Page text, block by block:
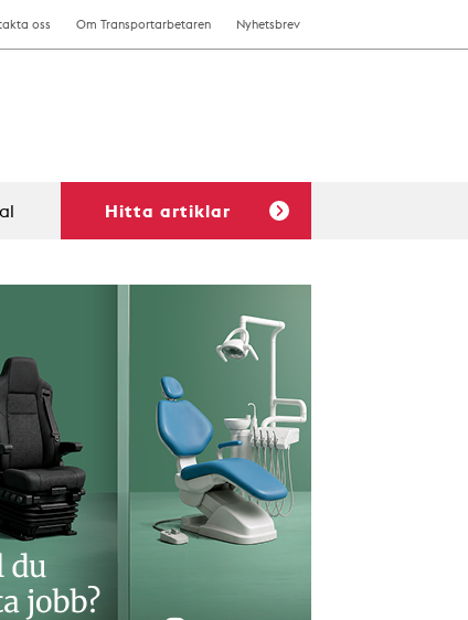
oss Om Transportarbetaren Nyhetsbrev
Hitta artiklar